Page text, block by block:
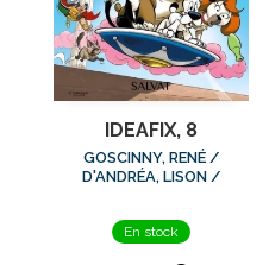
IDEAFIX, 8
GOSCINNY, RENÉ /
D'ANDRÉA, LISON /
En stock